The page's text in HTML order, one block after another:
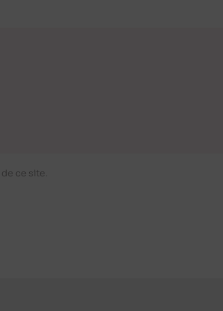
de ce site.